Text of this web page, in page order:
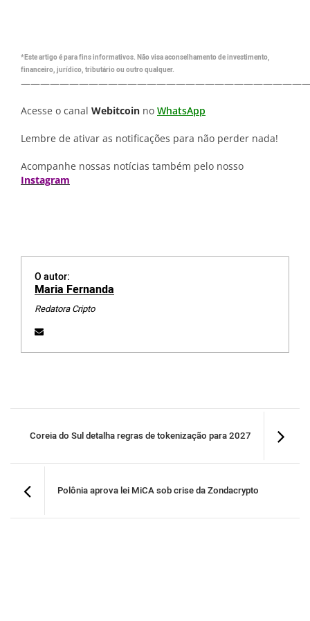
*Este artigo é para fins informativos. Não visa aconselhamento de investimento,
financeiro, jurídico, tributário ou outro qualquer.
Acesse o canal Webitcoin no WhatsApp
Lembre de ativar as notificações para não perder nada!
Acompanhe nossas notícias também pelo nosso
Instagram
O autor:
Maria Fernanda
Redatora Cripto
Coreia do Sul detalha regras de tokenização para 2027
Polônia aprova lei MiCA sob crise da Zondacrypto